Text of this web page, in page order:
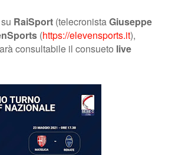
RaiSport (telecronistaGiuseppe
(https://elevensports.it),
consultabile il consueto live